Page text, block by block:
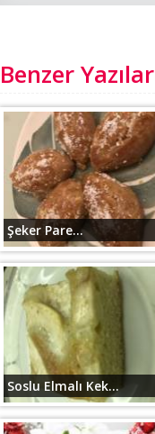
Benzer Yazılar
Şeker Pare...
Soslu Elmalı Kek...